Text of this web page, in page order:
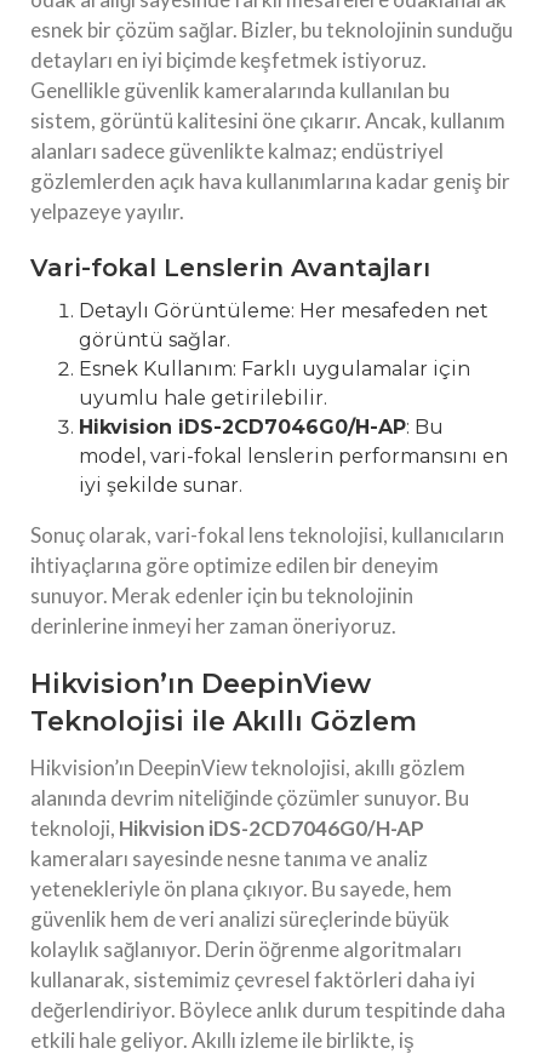
esnek bir çözüm sağlar. Bizler, bu teknolojinin sunduğu
detayları en iyi biçimde keşfetmek istiyoruz.
Genellikle güvenlik kameralarında kullanılan bu
sistem, görüntü kalitesini öne çıkarır. Ancak, kullanım
alanları sadece güvenlikte kalmaz; endüstriyel
gözlemlerden açık hava kullanımlarına kadar geniş bir
yelpazeye yayılır.
Vari-fokal Lenslerin Avantajları
Detaylı Görüntüleme: Her mesafeden net
görüntü sağlar.
Esnek Kullanım: Farklı uygulamalar için
uyumlu hale getirilebilir.
Hikvision iDS-2CD7046G0/H-AP: Bu
model, vari-fokal lenslerin performansını en
iyi şekilde sunar.
Sonuç olarak, vari-fokal lens teknolojisi, kullanıcıların
ihtiyaçlarına göre optimize edilen bir deneyim
sunuyor. Merak edenler için bu teknolojinin
derinlerine inmeyi her zaman öneriyoruz.
Hikvision’ın DeepinView
Teknolojisi ile Akıllı Gözlem
Hikvision’ın DeepinView teknolojisi, akıllı gözlem
alanında devrim niteliğinde çözümler sunuyor. Bu
teknoloji, Hikvision iDS-2CD7046G0/H-AP
kameraları sayesinde nesne tanıma ve analiz
yetenekleriyle ön plana çıkıyor. Bu sayede, hem
güvenlik hem de veri analizi süreçlerinde büyük
kolaylık sağlanıyor. Derin öğrenme algoritmaları
kullanarak, sistemimiz çevresel faktörleri daha iyi
değerlendiriyor. Böylece anlık durum tespitinde daha
etkili hale geliyor. Akıllı izleme ile birlikte, iş